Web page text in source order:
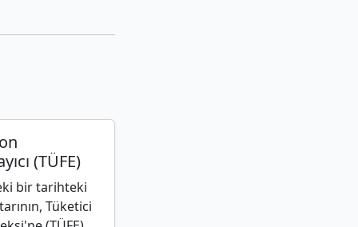
(TÜFE)
bir tarihteki
Tüketici